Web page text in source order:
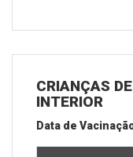
CRIANÇAS
INTERIOR
Data de